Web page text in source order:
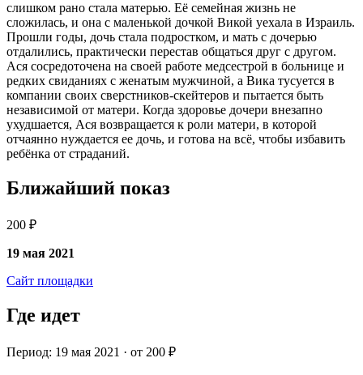
слишком рано стала матерью. Её семейная жизнь не
сложилась, и она с маленькой дочкой Викой уехала в Израиль.
Прошли годы, дочь стала подростком, и мать с дочерью
отдалились, практически перестав общаться друг с другом.
Ася сосредоточена на своей работе медсестрой в больнице и
редких свиданиях с женатым мужчиной, а Вика тусуется в
компании своих сверстников-скейтеров и пытается быть
независимой от матери. Когда здоровье дочери внезапно
ухудшается, Ася возвращается к роли матери, в которой
отчаянно нуждается ее дочь, и готова на всё, чтобы избавить
ребёнка от страданий.
Ближайший показ
200 ₽
19 мая 2021
Сайт площадки
Где идет
Период: 19 мая 2021 · от 200 ₽